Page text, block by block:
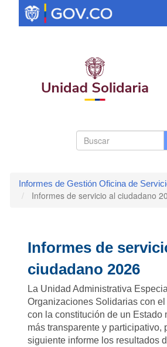
contenido
Buscar
Informes de Gestión Oficina de
Informes de servicio al ciudadano
Informes de
ciudadano 2026
La Unidad Administrativa
Organizaciones Solidarias con
con la constitución de un Estado
más transparente y participativo,
siguiente informe los resultados